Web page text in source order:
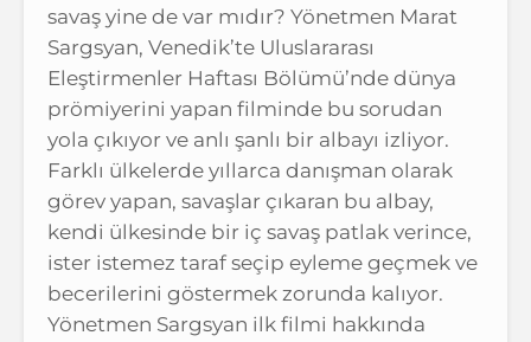
savaş yine de var mıdır? Yönetmen Marat
Sargsyan, Venedik’te Uluslararası
Eleştirmenler Haftası Bölümü’nde dünya
prömiyerini yapan filminde bu sorudan
yola çıkıyor ve anlı şanlı bir albayı izliyor.
Farklı ülkelerde yıllarca danışman olarak
görev yapan, savaşlar çıkaran bu albay,
kendi ülkesinde bir iç savaş patlak verince,
ister istemez taraf seçip eyleme geçmek ve
becerilerini göstermek zorunda kalıyor.
Yönetmen Sargsyan ilk filmi hakkında